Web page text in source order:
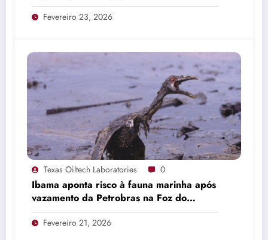
Fevereiro 23, 2026
Texas Oiltech Laboratories 0
Ibama aponta risco à fauna marinha após
vazamento da Petrobras na Foz do
Amazonas
Fevereiro 21, 2026